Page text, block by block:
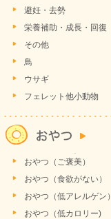
避妊・去勢
栄養補助・成長・回復
その他
鳥
ウサギ
フェレット他小動物
おやつ（ご褒美）
おやつ（食欲がない）
おやつ（低アレルゲン）
おやつ（低カロリー)